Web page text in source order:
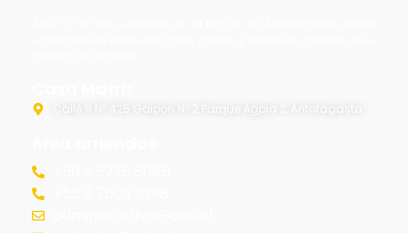
Calle 9 Nº 425 Galpón Nº 2 Parque Agpia 2, Antofagasta.